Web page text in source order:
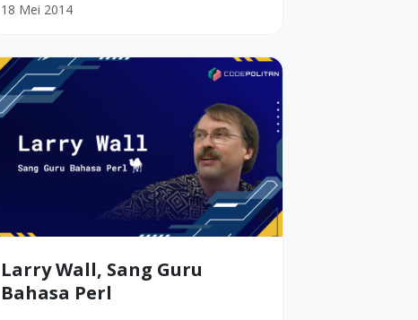
18 Mei 2014
Larry Wall, Sang Guru
Bahasa Perl